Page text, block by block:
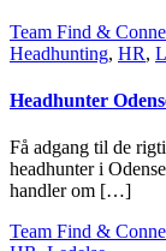
Team Find &
Headhunting, HR,
Headhunter
Få adgang til de
headhunter i
handler om […]
Team Find &